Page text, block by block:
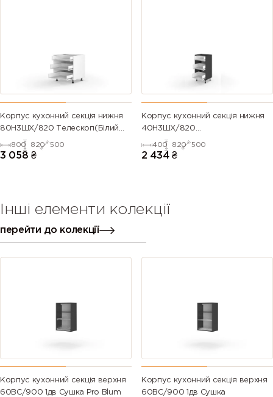
Корпус кухонний секція нижня
80Н3ШХ/820 Телескоп(Білий
(Серія М))
800 820 500
3 058 ₴
Корпус кухонний секція нижня
40Н3ШХ/820
Телескоп(Антрацит (Серія М))
400 820 500
2 434 ₴
Інші елементи колекції
перейти до колекції
Корпус кухонний секцiя верхня
60ВС/900 1дв Сушка Pro Blum
Корпус кухонний секцiя верхня
60ВС/900 1дв Сушка